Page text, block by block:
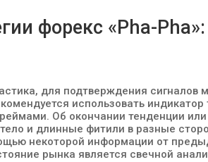
форекс «Pha-
для подтверждения
использовать
Об окончании тенденции или
и длинные фитили в разные
некоторой информации от
рынка является свечной